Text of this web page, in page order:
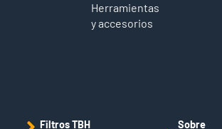
Herramientas
y accesorios
Filtros TBH
Sobre